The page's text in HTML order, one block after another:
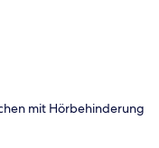
mit Hörbehinderung